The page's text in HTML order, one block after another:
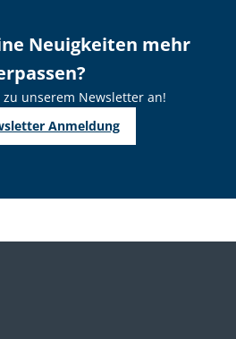
Neuigkeiten mehr
zu unserem Newsletter an!
Anmeldung